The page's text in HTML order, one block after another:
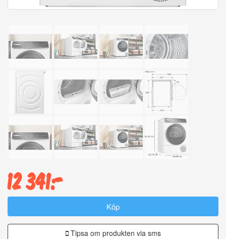
12 341:-
Köp
Tipsa om produkten via sms